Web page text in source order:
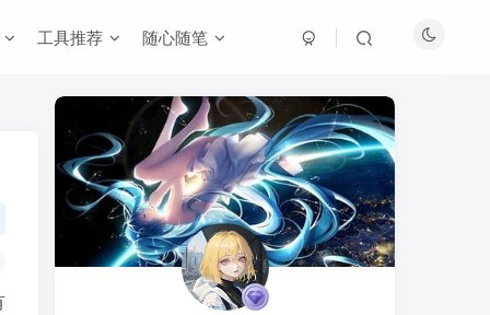
工具推荐 随心随笔